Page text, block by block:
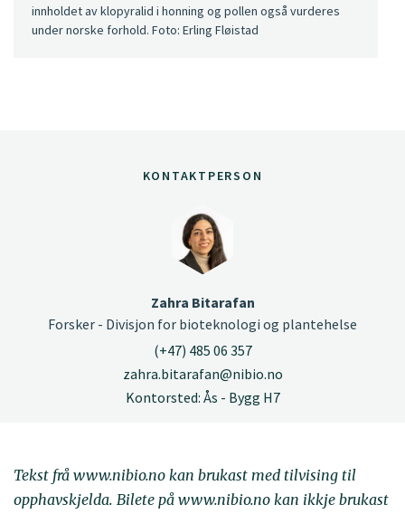
innholdet av klopyralid i honning og pollen også vurderes
under norske forhold. Foto: Erling Fløistad
KONTAKTPERSON
Zahra Bitarafan
Forsker - Divisjon for bioteknologi og plantehelse
(+47) 485 06 357
zahra.bitarafan@nibio.no
Kontorsted: Ås - Bygg H7
Tekst frå www.nibio.no kan brukast med tilvising til
opphavskjelda. Bilete på www.nibio.no kan ikkje brukast